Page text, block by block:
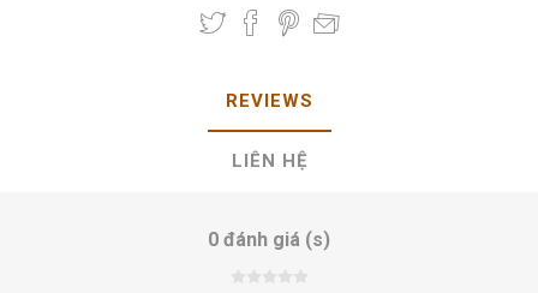
REVIEWS
LIÊN HỆ
0 đánh giá (s)